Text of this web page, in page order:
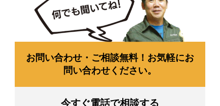
お問い合わせ・ご相談無料！お気軽にお
問い合わせください。
今すぐ電話で相談する